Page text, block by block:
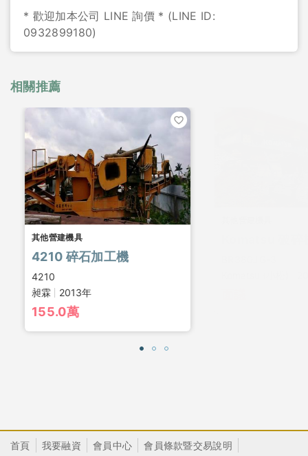
* 歡迎加本公司 LINE 詢價 * (LINE ID:
0932899180)
相關推薦
其他營建機具
4210 碎石加工機
4210
昶霖
2013年
155.0萬
首頁 我要融資 會員中心 會員條款暨交易說明